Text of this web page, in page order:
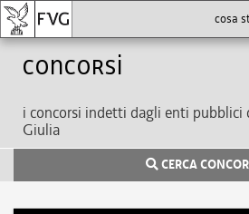
Concorsi
i concorsi indetti dagli enti pubblici
Giulia
CERCA